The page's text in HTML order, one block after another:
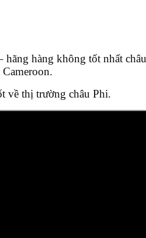
hàng không tốt nhất châu
về thị trường châu Phi.